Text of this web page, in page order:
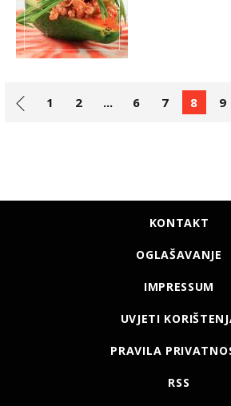
1 2 ... 6 7 8 9
KONTAKT
OGLAŠAVANJE
IMPRESSUM
UVJETI
PRAVILA
RSS